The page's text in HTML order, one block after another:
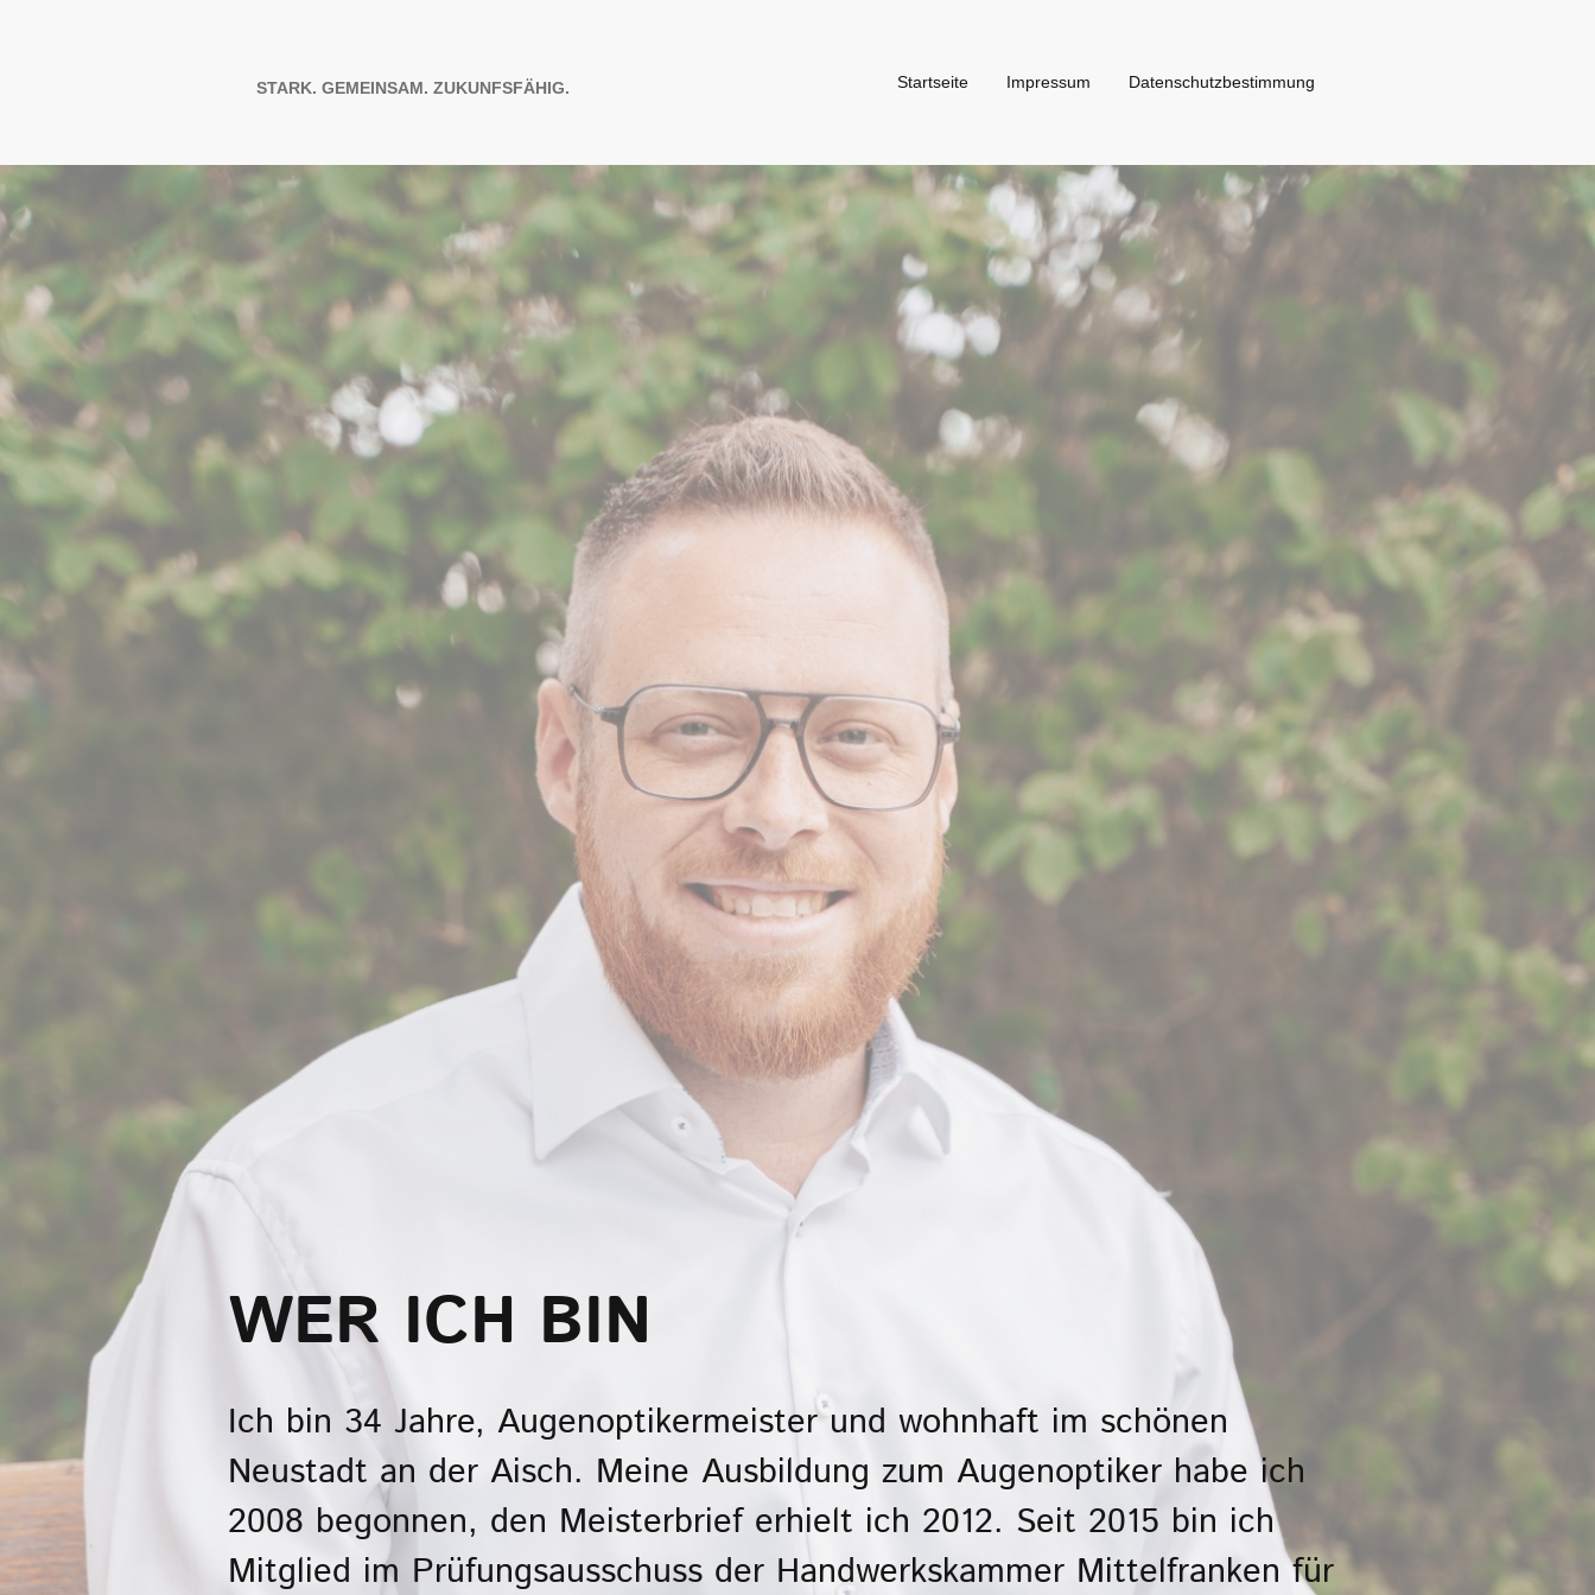
STARK. GEMEINSAM. ZUKUNFSFÄHIG. Startseite Impressum Datenschutzbestimmung
WER ICH BIN
Ich bin 34 Jahre, Augenoptikermeister und wohnhaft im schönen
Neustadt an der Aisch. Meine Ausbildung zum Augenoptiker habe ich
2008 begonnen, den Meisterbrief erhielt ich 2012. Seit 2015 bin ich
Mitglied im Prüfungsausschuss der Handwerkskammer Mittelfranken für